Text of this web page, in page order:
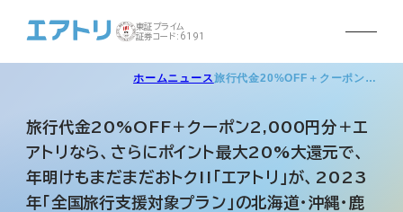
東証プライム
証券コード:6191
ホームニュース旅行代金20%OFF＋クーポン…
旅行代金20%OFF＋クーポン2,000円分＋エ
アトリなら、さらにポイント最大20%大還元で、
年明けもまだまだおトク!!「エアトリ」が、2023
年「全国旅行支援対象プラン」の北海道・沖縄・鹿